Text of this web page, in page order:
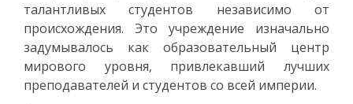
талантливых студентов независимо от
происхождения. Это учреждение изначально
задумывалось как образовательный центр
мирового уровня, привлекавший лучших
преподавателей и студентов со всей империи.